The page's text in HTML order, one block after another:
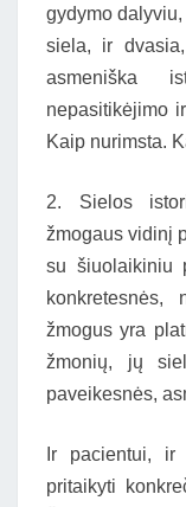
gydymo
siela, ir
asmeniška
nepasitikėjimo
Kaip nurimsta.
2. Sielos
žmogaus vidinį
su šiuolaikiniu
žmogus yra
žmonių, jų
paveikesnės,
Ir pacientui, ir
pritaikyti